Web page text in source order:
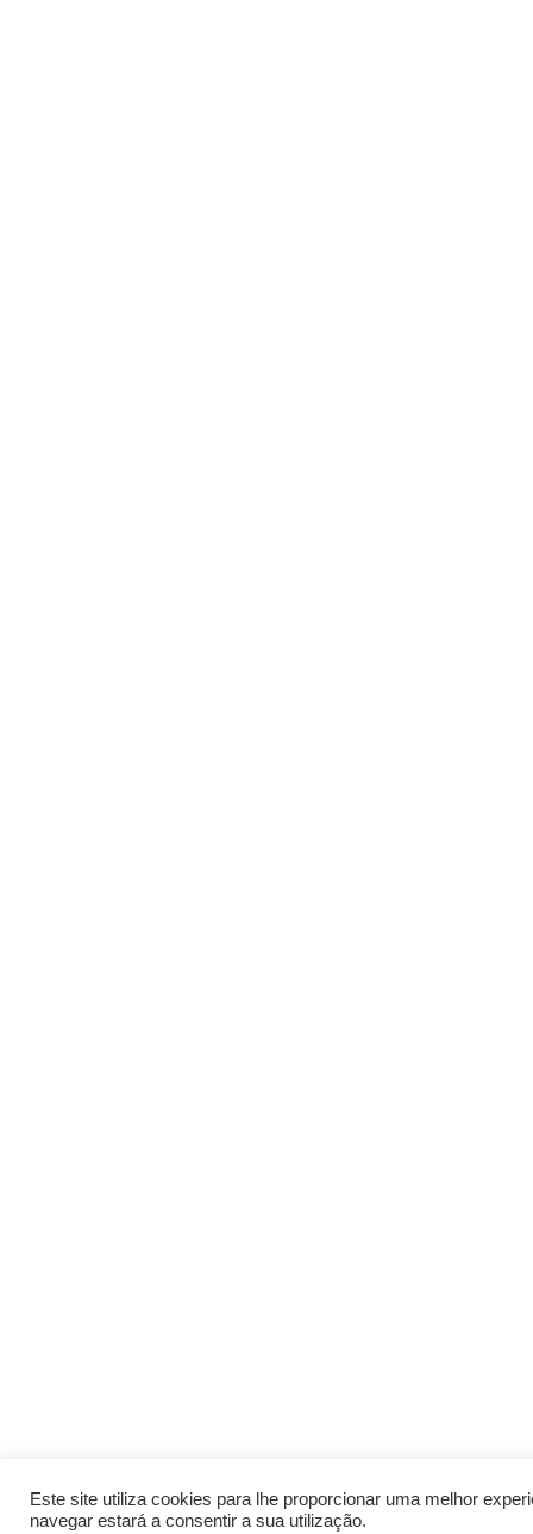
Este site utiliza cookies para lhe proporcionar uma melhor
navegar estará a consentir a sua utilização.